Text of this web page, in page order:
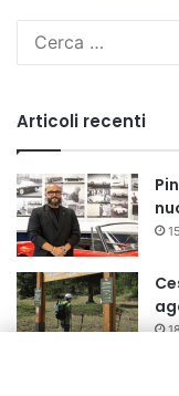
Articoli recenti